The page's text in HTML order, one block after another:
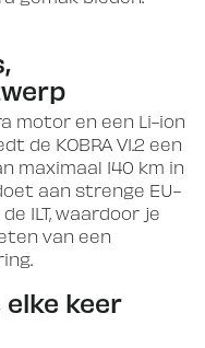
motor en een Li-ion
de KOBRA V1.2 een
maximaal 140 km in
aan strenge EU-
ILT, waardoor je
van een
keer